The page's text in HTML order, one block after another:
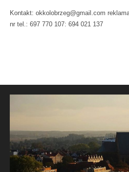
Kontakt: okkolobrzeg@gmail.com
nr tel.: 697 770 107: 694 021 137